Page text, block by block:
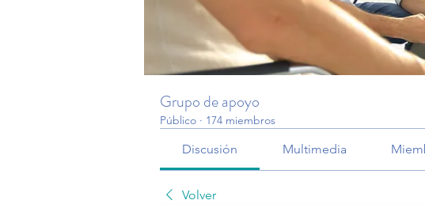
Grupo de apoyo
Público · 174 miembros
Discusión Multimedia
Volver